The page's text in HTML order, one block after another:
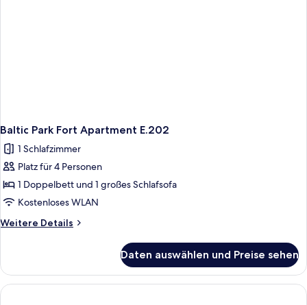
Baltic Park Fort Apartment E.202
1 Schlafzimmer
Platz für 4 Personen
1 Doppelbett und 1 großes Schlafsofa
Kostenloses WLAN
Weitere Details
Weitere
Park
Fort
Apartment
Daten auswählen und Preise sehen